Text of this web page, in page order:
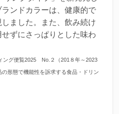
ンドカラーは、健康的で
ました。また、飲み続け
ずにさっぱりとした味わ
ング便覧2025 No.２（201８年～2023
形態で機能性を訴求する食品・ドリン